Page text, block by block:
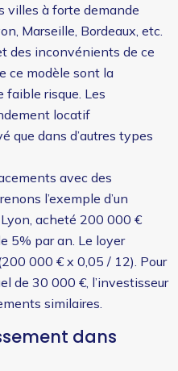
villes à forte demande
Marseille, Bordeaux, etc.
des inconvénients de ce
ce modèle sont la
risque. Les
locatif
que dans d’autres types
avec des
l’exemple d’un
acheté 200 000 €
5% par an. Le loyer
000 € x 0,05 / 12). Pour
de 30 000 €, l’investisseur
similaires.
dans